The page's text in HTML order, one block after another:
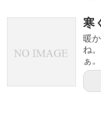
寒
暖
ね
ぁ